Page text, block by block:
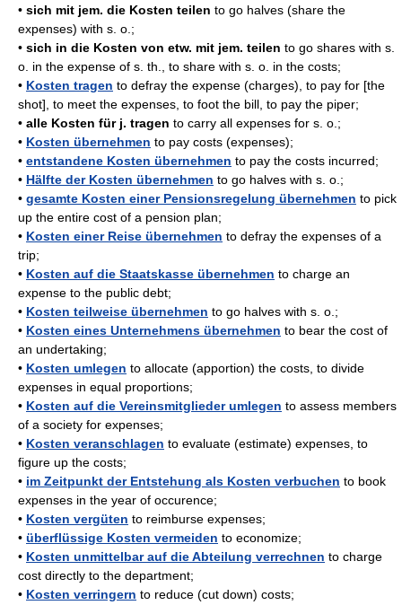
• sich mit jem. die Kosten teilen to go halves (share the
expenses) with s. o.;
• sich in die Kosten von etw. mit jem. teilen to go shares with s.
o. in the expense of s. th., to share with s. o. in the costs;
• Kosten tragen to defray the expense (charges), to pay for [the
shot], to meet the expenses, to foot the bill, to pay the piper;
• alle Kosten für j. tragen to carry all expenses for s. o.;
• Kosten übernehmen to pay costs (expenses);
• entstandene Kosten übernehmen to pay the costs incurred;
• Hälfte der Kosten übernehmen to go halves with s. o.;
• gesamte Kosten einer Pensionsregelung übernehmen to pick
up the entire cost of a pension plan;
• Kosten einer Reise übernehmen to defray the expenses of a
trip;
• Kosten auf die Staatskasse übernehmen to charge an
expense to the public debt;
• Kosten teilweise übernehmen to go halves with s. o.;
• Kosten eines Unternehmens übernehmen to bear the cost of
an undertaking;
• Kosten umlegen to allocate (apportion) the costs, to divide
expenses in equal proportions;
• Kosten auf die Vereinsmitglieder umlegen to assess members
of a society for expenses;
• Kosten veranschlagen to evaluate (estimate) expenses, to
figure up the costs;
• im Zeitpunkt der Entstehung als Kosten verbuchen to book
expenses in the year of occurence;
• Kosten vergüten to reimburse expenses;
• überflüssige Kosten vermeiden to economize;
• Kosten unmittelbar auf die Abteilung verrechnen to charge
cost directly to the department;
• Kosten verringern to reduce (cut down) costs;